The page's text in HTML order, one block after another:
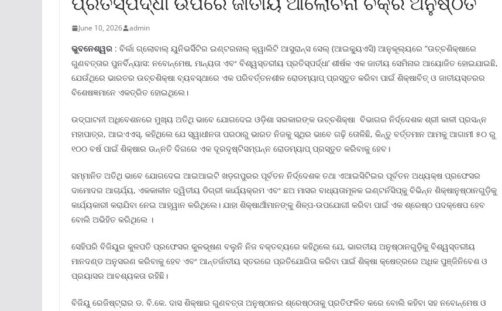
June 10, 2026 admin
ଭୁବନେଶ୍ୱର : ବିର୍ଲା ଗ୍ଲୋବାଲ୍ ୟୁନିଭର୍ସିଟିର ଇଣ୍ଟରନାଲ୍ କ୍ୱାଲିଟି ଆସୁରାନ୍ସ ସେଲ୍ (ଆଇକ୍ୟୁଏସି) ଆନୁକୂଲ୍ୟରେ “ଉଚ୍ଚଶିକ୍ଷାରେ
ଗୁଣବତ୍ତାର ପୁନର୍ବିନ୍ୟାସ: ନବୋନ୍ମେଷ, ମାନ୍ୟତା ଏବଂ ବିଶ୍ୱସ୍ତରୀୟ ପ୍ରତିସ୍ପର୍ଦ୍ଧା’ ଶୀର୍ଷକ ଏକ ଜାତୀୟ ସେମିନାର ଆୟୋଜିତ ହୋଇଯାଇଛି,
ଯେଉଁଥିରେ ଭାରତର ଉଚ୍ଚଶିକ୍ଷା ବ୍ୟବସ୍ଥାରେ ଏକ ପରିବର୍ତ୍ତନଶୀଳ ରୋଡମ୍ୟାପ୍ ପ୍ରସ୍ତୁତ କରିବା ପାଇଁ ଶିକ୍ଷାବିତ୍ ଓ ଜାତୀୟସ୍ତରର
ବିଶେଷଜ୍ଞମାନେ ଏକତ୍ରିତ ହୋଇଥିଲେ।
ଉଦ୍‌‌ଘାଟନୀ ଅଧିବେଶନରେ ମୁଖ୍ୟ ଅତିଥି ଭାବେ ଯୋଗଦେଇ ଓଡ଼ିଶା ସରକାରଙ୍କ ଉଚ୍ଚଶିକ୍ଷା ବିଭାଗର ନିର୍ଦ୍ଦେଶକ ଶ୍ରୀ କାଳୀ ପ୍ରସନ୍ନ
ମହାପାତ୍ର, ଆଇଏଏସ୍‌, କହିଥିଲେ ଯେ ସ୍ୱାଧୀନତା ପରଠାରୁ ଭାରତ ନିଜକୁ ସ୍ଥିର ଭାବେ ଗଢ଼ି ତୋଳିଛି, କିନ୍ତୁ ବର୍ତ୍ତମାନ ଆମକୁ ଆଗାମୀ ୫୦ ରୁ
୧୦୦ ବର୍ଷ ପାଇଁ ଶିକ୍ଷାର ଉନ୍ନତି ଦିଗରେ ଏକ ଦୂରଦୃଷ୍ଟିସମ୍ପନ୍ନ ରୋଡମ୍ୟାପ୍ ପ୍ରସ୍ତୁତ କରିବାକୁ ହେବ।
ସମ୍ମାନିତ ଅତିଥି ଭାବେ ଯୋଗଦେଇ ଆଇଆଇଟି ଖଡ଼ଗପୁରର ପୂର୍ବତନ ନିର୍ଦ୍ଦେଶକ ତଥା ଏଆଇସିଟିଇର ପୂର୍ବତନ ଅଧ୍ୟକ୍ଷ ପ୍ରଫେସର
ଦାମୋଦର ଆଚାର୍ଯ୍ୟ, ଏକକାଳୀନ ଦ୍ୱିତୀୟ ଡିଗ୍ରୀ କାର୍ଯ୍ୟକ୍ରମ ଏବଂ ଛଅ ମାସର ବାଧ୍ୟତାମୂଳକ ଇଣ୍ଟର୍ନସିପ୍‌‌କୁ ବିଭିନ୍ନ ଶିକ୍ଷାନୁଷ୍ଠାନଗୁଡ଼ିକୁ
କାର୍ଯ୍ୟକାରୀ କରାଯିବା ନେଇ ଆହ୍ୱାନ କରିଥିଲେ। ଯାହା ଶିକ୍ଷାର୍ଥୀମାନଙ୍କୁ ଶିଳ୍ପ-ଉପଯୋଗୀ କରିବା ପାଇଁ ଏକ ଶ୍ରେଷ୍ଠ ପଦକ୍ଷେପ ହେବ
ବୋଲି ଅଭିହିତ କରିଥିଲେ ।
ସେହିପରି ବିଜିୟୁର କୁଳପତି ପ୍ରଫେସର କୁଳଭୂଷଣ ବଲୁନି ନିଜ ବକ୍ତବ୍ୟରେ କହିଥିଲେ ଯେ, ଭାରତୀୟ ଅନୁଷ୍ଠାନଗୁଡ଼ିକୁ ବିଶ୍ୱସ୍ତରୀୟ
ମାନଦଣ୍ଡ ଅନୁସରଣ କରିବାକୁ ହେବ ଏବଂ ଆନ୍ତର୍ଜାତୀୟ ସ୍ତରରେ ପ୍ରତିଯୋଗିତା କରିବା ପାଇଁ ଶିକ୍ଷା କ୍ଷେତ୍ରରେ ଅଧିକ ପୁଞ୍ଜିନିବେଶ ଓ
ପ୍ରୟାସର ଆବଶ୍ୟକତା ରହିଛି।
ବିଜିୟୁ ରେଜିଷ୍ଟ୍ରାର ଡ. ବି.କେ. ଦାସ ଶିକ୍ଷାର ଗୁଣବତ୍ତା ଅନୁଷ୍ଠାନର ଶ୍ରେଷ୍ଠତାକୁ ପ୍ରତିଫଳିତ କରେ ବୋଲି କହିବା ସହ ନବୋନ୍ମେଷ ଓ